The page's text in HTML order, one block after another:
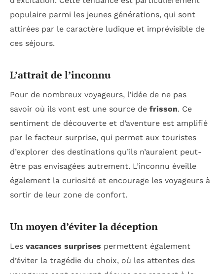
populaire parmi les jeunes générations, qui sont
attirées par le caractère ludique et imprévisible de
ces séjours.
L’attrait de l’inconnu
Pour de nombreux voyageurs, l’idée de ne pas
savoir où ils vont est une source de frisson. Ce
sentiment de découverte et d’aventure est amplifié
par le facteur surprise, qui permet aux touristes
d’explorer des destinations qu’ils n’auraient peut-
être pas envisagées autrement. L’inconnu éveille
également la curiosité et encourage les voyageurs à
sortir de leur zone de confort.
Un moyen d’éviter la déception
Les vacances surprises permettent également
d’éviter la tragédie du choix, où les attentes des